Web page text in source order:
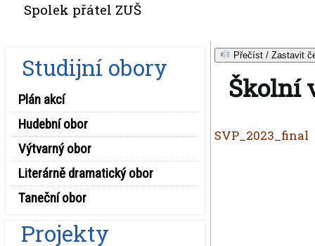
Spolek přátel ZUŠ
Studijní obory
Plán akcí
Hudební obor
Výtvarný obor
Literárně dramatický obor
Taneční obor
Projekty
Přečíst / Zastavit
Školní
SVP_2023_final